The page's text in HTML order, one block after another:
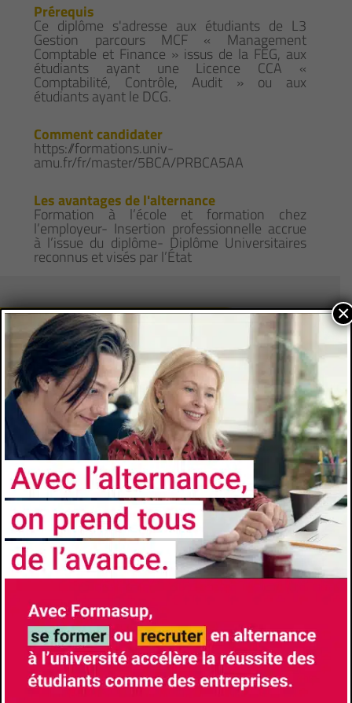
Prérequis
Ce diplôme s'adresse aux étudiants de L3
Gestion parcours MCF « Management
Comptable et Finance » issus de la FEG, aux
étudiants ayant une Licence CCA «
Comptabilité, Contrôle, Audit » ou aux
étudiants ayant le DCG.
Comment candidater
https://formations.univ-
amu.fr/fr/master/5BCA/PRBCA5AA
Les avantages de l'alternance
Formation à l’école et formation chez
l’employeur- Insertion professionnelle accrue
à l’issue du diplôme- Diplôme Universitaires
reconnus et visés par l’État
CONTACTS
Université
Aix-Marseille Université
Faculté/Institut/Ecole
Faculté d'Économie et de Gestion
Site de la formation
Responsable de Formation
LAYANI Sébastien
sebastien.layani@univ-amu.fr
×